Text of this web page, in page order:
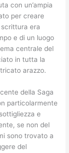
con un’ampia
per creare
era
e di un luogo
centrale del
in tutta la
arazzo.
della Saga
particolarmente
e
se non del
sono trovato a
del